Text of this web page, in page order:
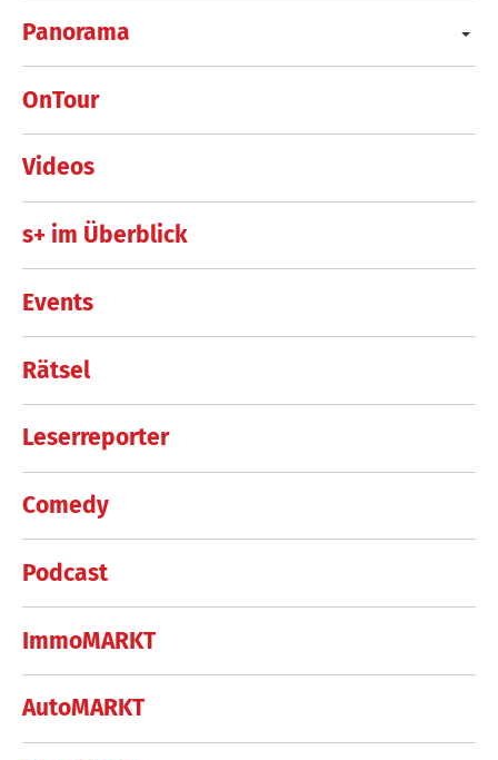
Panorama
OnTour
Videos
s+ im Überblick
Events
Rätsel
Leserreporter
Comedy
Podcast
ImmoMARKT
AutoMARKT